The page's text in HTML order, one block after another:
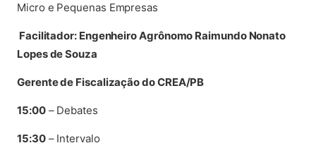
Micro e Pequenas Empresas
Facilitador: Engenheiro Agrônomo Raimundo Nonato
Lopes de Souza
Gerente de Fiscalização do CREA/PB
15:00– Debates
15:30– Intervalo